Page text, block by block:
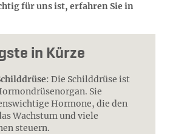
für uns ist, erfahren Sie in
in Kürze
: Die Schilddrüse ist
Sie
Hormone, die den
Wachstum und viele
steuern.